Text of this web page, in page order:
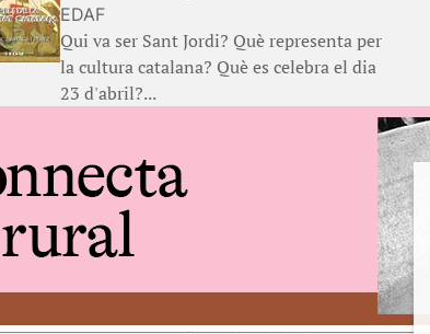
EDAF
Qui va ser Sant Jordi? Què representa per
la cultura catalana? Què es celebra el dia
23 d'abril?...